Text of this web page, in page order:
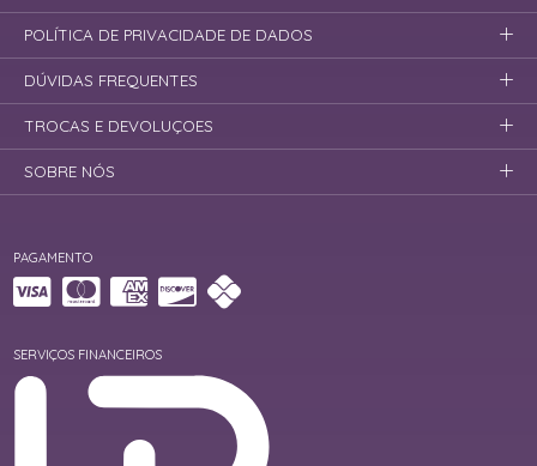
PAGAMENTO
SERVIÇOS FINANCEIROS
POLÍTICA DE PRIVACIDADE DE DADOS
DÚVIDAS FREQUENTES
TROCAS E DEVOLUÇOES
SOBRE NÓS